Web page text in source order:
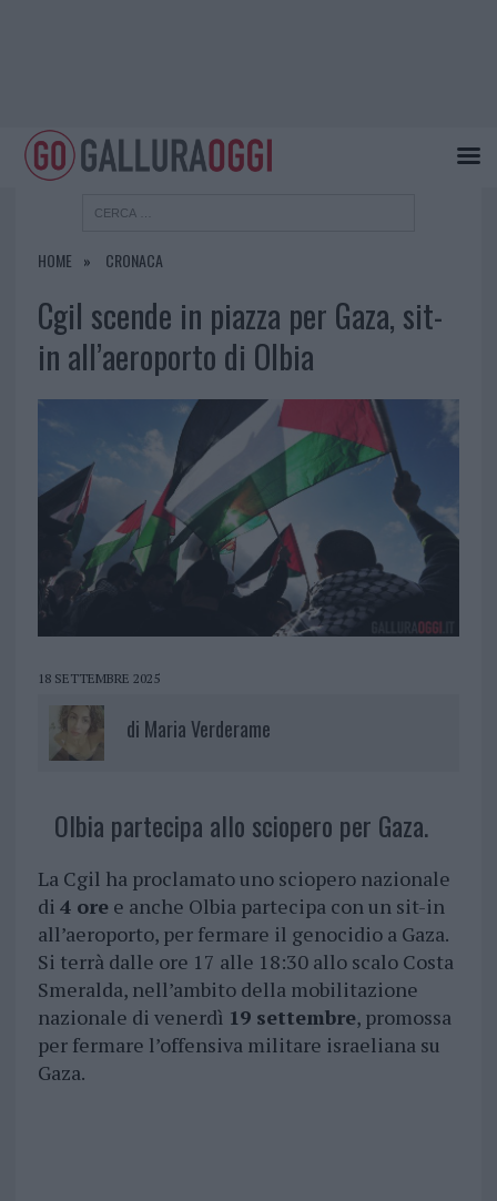
HOME CRONACA
Cgil scende in piazza per Gaza, sit-
in all’aeroporto di Olbia
18 SETTEMBRE 2025
di Maria Verderame
Olbia partecipa allo sciopero per Gaza.
La Cgil ha proclamato uno sciopero nazionale
di 4 oree anche Olbia partecipa con un sit-in
all’aeroporto, per fermare il genocidio a Gaza.
Si terrà dalle ore 17 alle 18:30 allo scalo Costa
Smeralda, nell’ambito della mobilitazione
nazionale di venerdì 19 settembre, promossa
per fermare l’offensiva militare israeliana su
Gaza.